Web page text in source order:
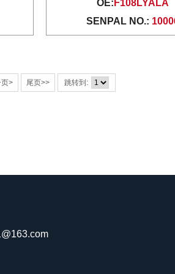
OE: F108LYALA
SENPAL NO.:
> 尾页>> 跳转到: